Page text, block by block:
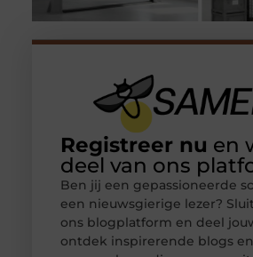
Registreer nu en
deel van ons
Ben jij een gepassioneerde
een nieuwsgierige lezer?
ons blogplatform en deel
ontdek inspirerende blogs